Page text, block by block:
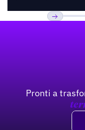
Pronti a